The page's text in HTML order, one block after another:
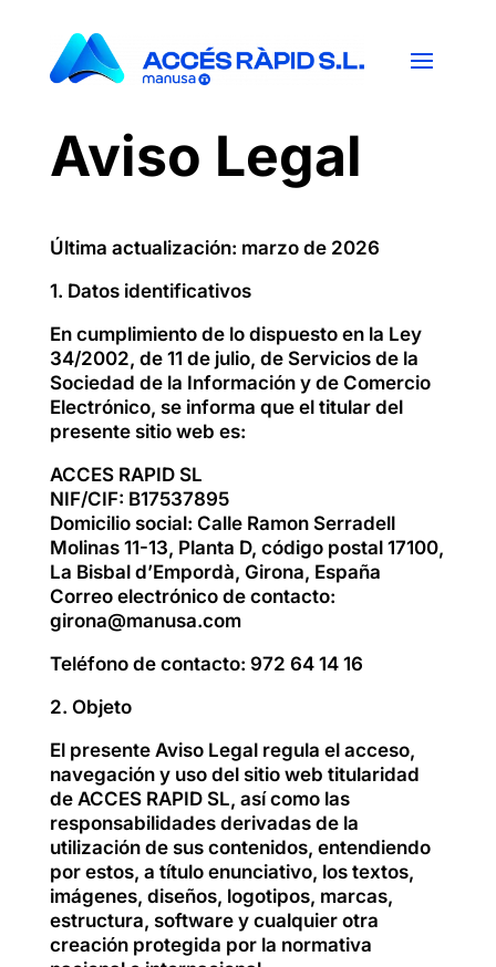
Aviso Legal
Última actualización: marzo de 2026
1. Datos identificativos
En cumplimiento de lo dispuesto en la Ley
34/2002, de 11 de julio, de Servicios de la
Sociedad de la Información y de Comercio
Electrónico, se informa que el titular del
presente sitio web es:
ACCES RAPID SL
NIF/CIF: B17537895
Domicilio social: Calle Ramon Serradell
Molinas 11-13, Planta D, código postal 17100,
La Bisbal d’Empordà, Girona, España
Correo electrónico de contacto:
girona@manusa.com
Teléfono de contacto: 972 64 14 16
2. Objeto
El presente Aviso Legal regula el acceso,
navegación y uso del sitio web titularidad
de ACCES RAPID SL, así como las
responsabilidades derivadas de la
utilización de sus contenidos, entendiendo
por estos, a título enunciativo, los textos,
imágenes, diseños, logotipos, marcas,
estructura, software y cualquier otra
creación protegida por la normativa